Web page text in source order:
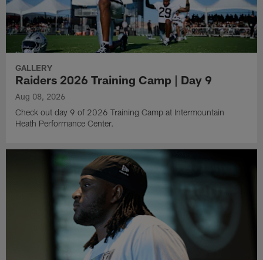
GALLERY
Raiders 2026 Training Camp | Day 9
Aug 08, 2026
Check out day 9 of 2026 Training Camp at Intermountain
Heath Performance Center.